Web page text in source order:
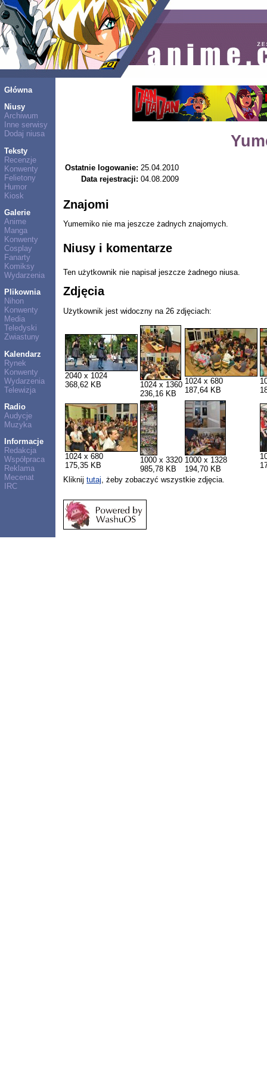
Główna
Niusy
Archiwum
Inne serwisy
Dodaj niusa
Teksty
Recenzje
Konwenty
Felietony
Humor
Kiosk
Galerie
Anime
Manga
Konwenty
Cosplay
Fanarty
Komiksy
Wydarzenia
Plikownia
Nihon
Konwenty
Media
Teledyski
Zwiastuny
Kalendarz
Rynek
Konwenty
Wydarzenia
Telewizja
Radio
Audycje
Muzyka
Informacje
Redakcja
Współpraca
Reklama
Mecenat
IRC
Ostatnie logowanie: 25.04.2010
Data rejestracji: 04.08.2009
Znajomi
Yumemiko nie ma jeszcze żadnych znajomych.
Niusy i komentarze
Ten użytkownik nie napisał jeszcze żadnego niusa.
Zdjęcia
Użytkownik jest widoczny na 26 zdjęciach:
2040 x 1024
368,62 KB
1024 x 1360
236,16 KB
1024 x 680
187,64 KB
1024 x 680
175,35 KB
1000 x 3320
985,78 KB
1000 x 1328
194,70 KB
Kliknijtutaj, żeby zobaczyć wszystkie zdjęcia.